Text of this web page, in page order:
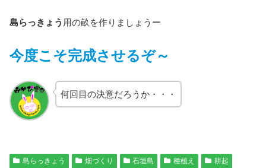
島らっきょう 用の畝を作りましょうー
今度こそ完成させるぞ～
何回目の決意だろうか・・・
島らっきょう 畑づくり 石垣島 種植え 耕起